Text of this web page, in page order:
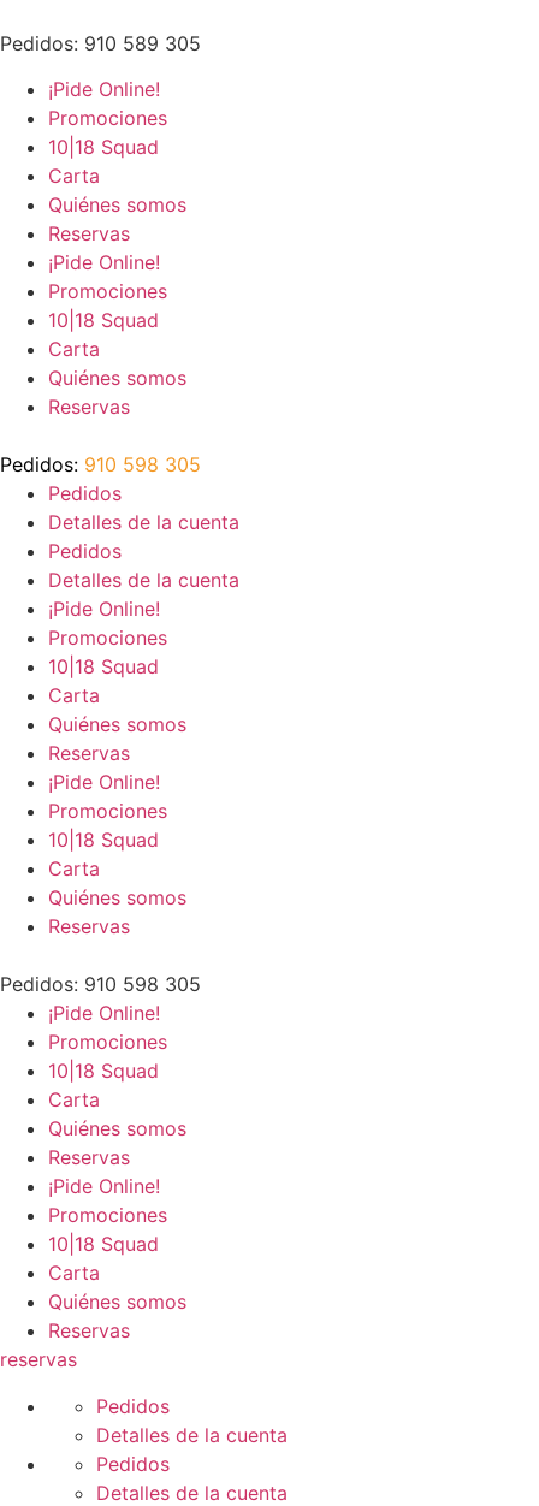
al
Pedidos: 910 589 305
¡Pide Online!
Promociones
10|18 Squad
Carta
Quiénes somos
Reservas
¡Pide Online!
Promociones
10|18 Squad
Carta
Quiénes somos
Reservas
Pedidos: 910 598 305
Pedidos
Detalles de la cuenta
Pedidos
Detalles de la cuenta
¡Pide Online!
Promociones
10|18 Squad
Carta
Quiénes somos
Reservas
¡Pide Online!
Promociones
10|18 Squad
Carta
Quiénes somos
Reservas
Pedidos: 910 598 305
¡Pide Online!
Promociones
10|18 Squad
Carta
Quiénes somos
Reservas
¡Pide Online!
Promociones
10|18 Squad
Carta
Quiénes somos
Reservas
reservas
Pedidos
Detalles de la cuenta
Pedidos
Detalles de la cuenta